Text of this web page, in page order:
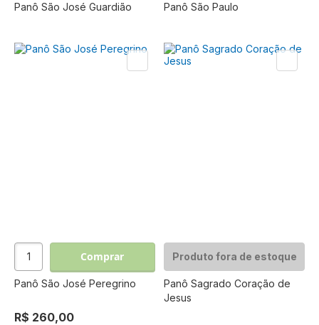
Panô São José Guardião Panô São Paulo
Comprar
Panô São José Peregrino
R$ 260,00
Produto fora de estoque
Panô Sagrado Coração de
Jesus